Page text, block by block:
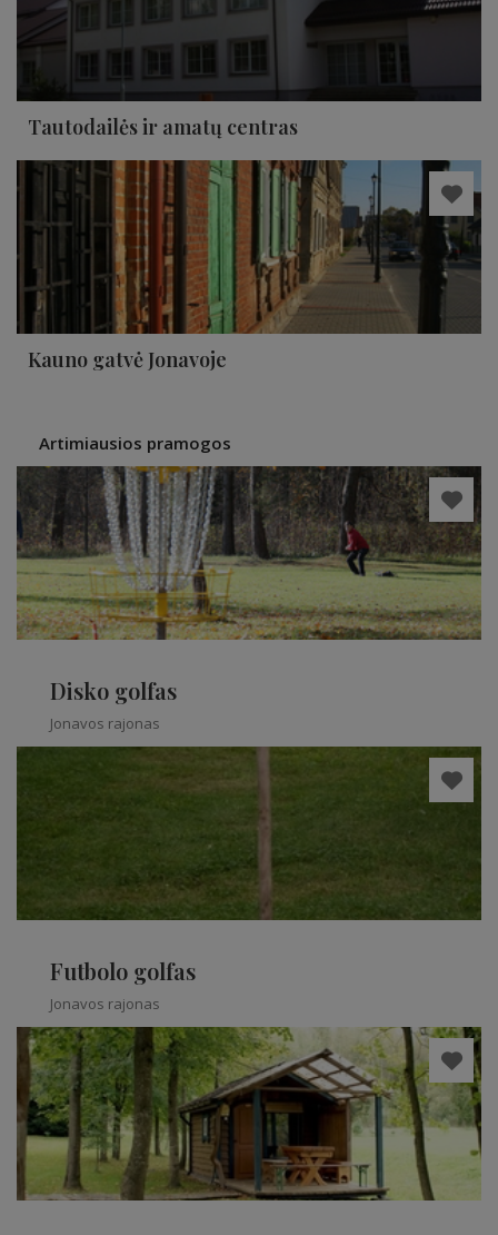
Tautodailės ir amatų centras
Kauno gatvė Jonavoje
Artimiausios pramogos
Disko golfas
Jonavos rajonas
Futbolo golfas
Jonavos rajonas